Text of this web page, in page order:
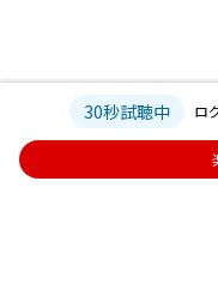
30秒試聴中 ロ